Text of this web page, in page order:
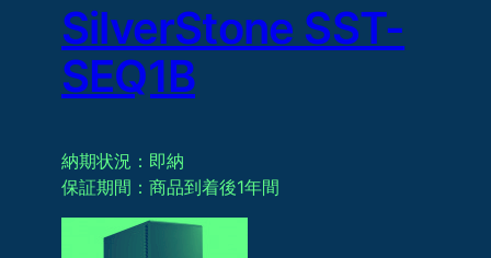
SilverStone SST-
SEQ1B
納期状況：即納
保証期間：商品到着後1年間